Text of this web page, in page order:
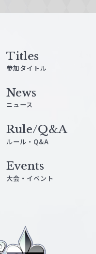
Titles
参加タイトル
News
ニュース
Events
大会・イベント
Rule/Q&A
ルール・Q&A